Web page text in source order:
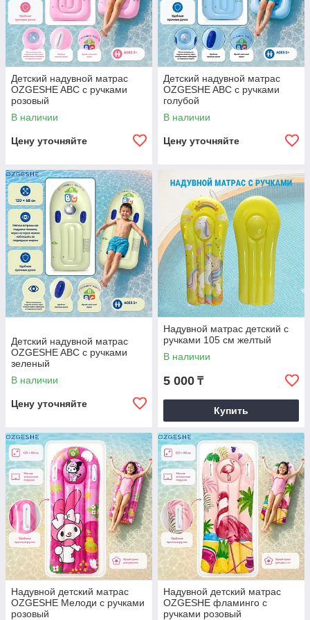
Детский надувной матрас
OZGESHE ABC с ручками
розовый
В наличии
Цену уточняйте
Детский надувной матрас
OZGESHE ABC с ручками
голубой
В наличии
Цену уточняйте
Детский надувной матрас
OZGESHE ABC с ручками
зеленый
В наличии
Цену уточняйте
Надувной матрас детский с
ручками 105 см желтый
В наличии
5 000 ₸
Купить
Надувной детский матрас
OZGESHE Мелоди с ручками
розовый
Надувной детский матрас
OZGESHE фламинго с
ручками розовый